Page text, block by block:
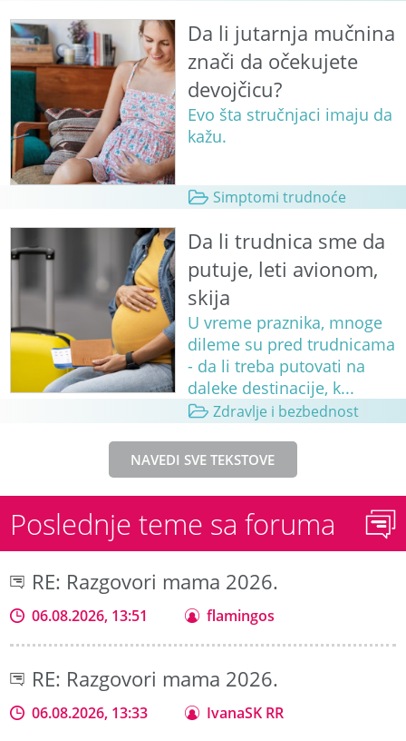
Da li jutarnja mučnina
znači da očekujete
devojčicu?
Evo šta stručnjaci imaju da
kažu.
Simptomi trudnoće
Da li trudnica sme da
putuje, leti avionom,
skija
U vreme praznika, mnoge
dileme su pred trudnicama
- da li treba putovati na
daleke destinacije, k...
Zdravlje i bezbednost
NAVEDI SVE TEKSTOVE
Poslednje teme sa foruma
RE: Razgovori mama 2026.
06.08.2026, 13:51 flamingos
RE: Razgovori mama 2026.
06.08.2026, 13:33 IvanaSK RR